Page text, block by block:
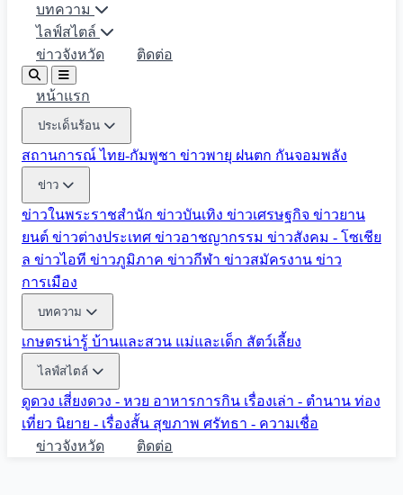
บทความ
ไลฟ์สไตล์
ข่าวจังหวัด
ติดต่อ
หน้าแรก
ประเด็นร้อน
สถานการณ์ ไทย-กัมพูชา ข่าวพายุ ฝนตก กันจอมพลัง
ข่าว
ข่าวในพระราชสำนัก ข่าวบันเทิง ข่าวเศรษฐกิจ ข่าวยาน
ยนต์ ข่าวต่างประเทศ ข่าวอาชญากรรม ข่าวสังคม - โซเชีย
ล ข่าวไอที ข่าวภูมิภาค ข่าวกีฬา ข่าวสมัครงาน ข่าว
การเมือง
บทความ
เกษตรน่ารู้ บ้านและสวน แม่และเด็ก สัตว์เลี้ยง
ไลฟ์สไตล์
ดูดวง เสี่ยงดวง - หวย อาหารการกิน เรื่องเล่า - ตำนาน ท่อง
เที่ยว นิยาย - เรื่องสั้น สุขภาพ ศรัทธา - ความเชื่อ
ข่าวจังหวัด
ติดต่อ